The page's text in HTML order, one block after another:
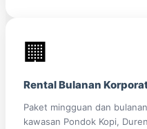
🏢
Rental Bulanan
Paket mingguan dan
kawasan Pondok Kopi,